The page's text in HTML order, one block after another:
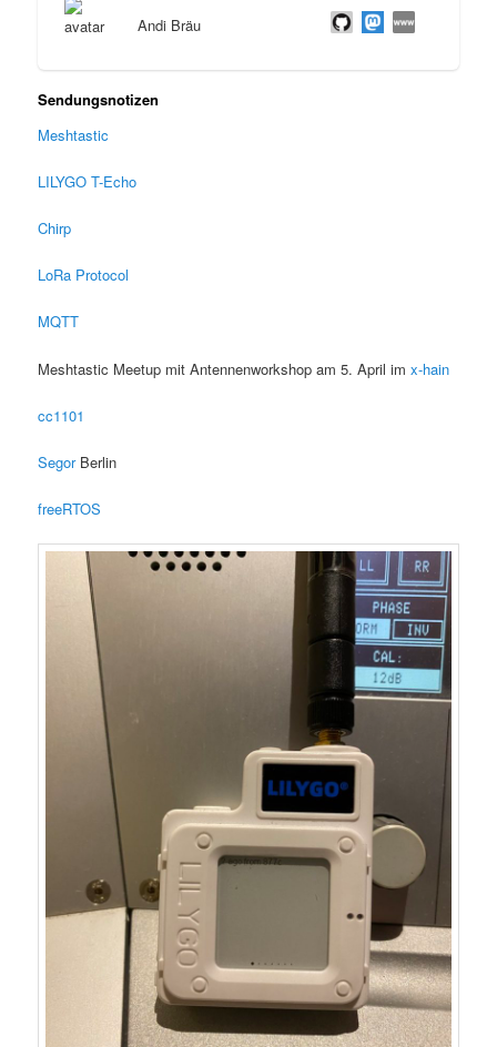
Andi Bräu
Sendungsnotizen
Meshtastic
LILYGO T-Echo
Chirp
LoRa Protocol
MQTT
Meshtastic Meetup mit Antennenworkshop am 5. April imx-hain
cc1101
SegorBerlin
freeRTOS